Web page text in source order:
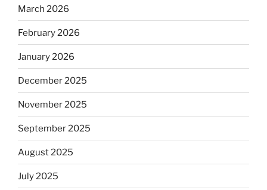
March 2026
February 2026
January 2026
December 2025
November 2025
September 2025
August 2025
July 2025